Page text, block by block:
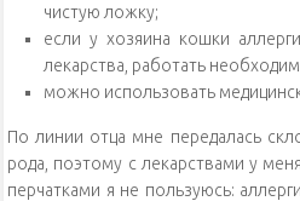
чистую ложку;
если у хозяина кошки
лекарства, работать
можно использовать
По линии отца мне передалась
рода, поэтому с лекарствами у
перчатками я не пользуюсь: